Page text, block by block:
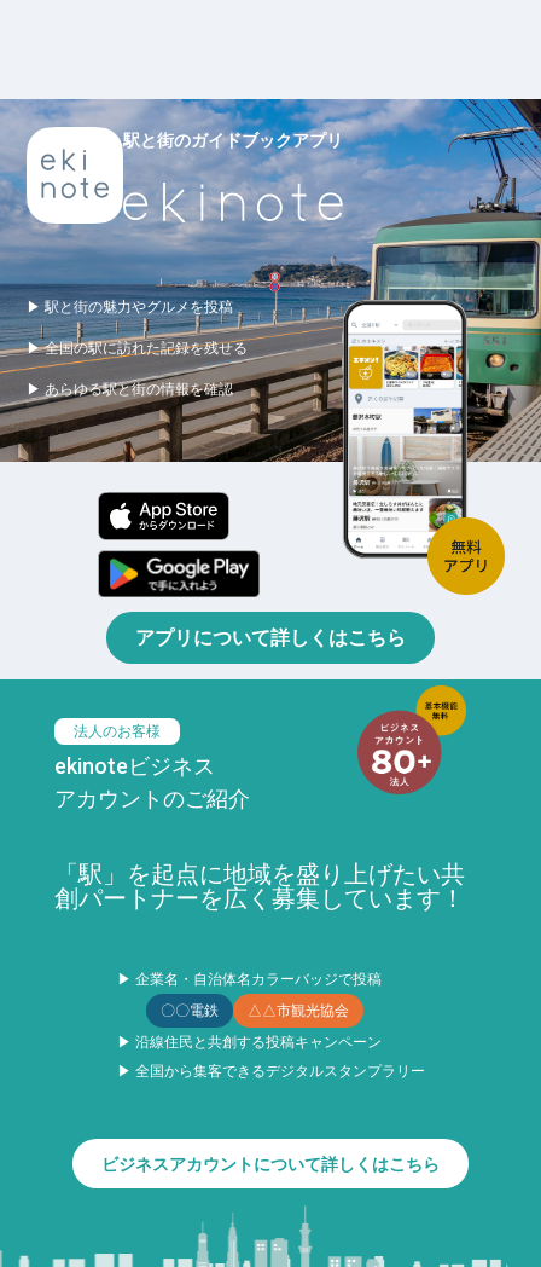
駅と街のガイドブックアプリ
▶ 駅と街の魅力やグルメを投稿
▶ 全国の駅に訪れた記録を残せる
▶ あらゆる駅と街の情報を確認
アプリについて詳しくはこちら
法人のお客様
ekinoteビジネス
アカウントのご紹介
「駅」を起点に地域を盛り上げたい共
創パートナーを広く募集しています！
▶ 企業名・自治体名カラーバッジで投稿
〇〇電鉄
△△市観光協会
▶ 沿線住民と共創する投稿キャンペーン
▶ 全国から集客できるデジタルスタンプラリー
ビジネスアカウントについて詳しくはこちら